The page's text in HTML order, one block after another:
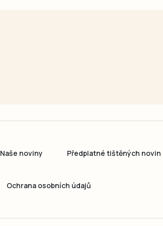
Naše noviny Předplatné tištěných novin
Ochrana osobních údajů